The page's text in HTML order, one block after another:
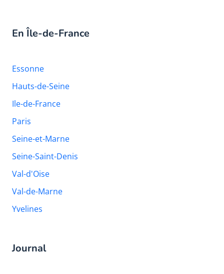
En Île-de-France
Essonne
Hauts-de-Seine
Ile-de-France
Paris
Seine-et-Marne
Seine-Saint-Denis
Val-d'Oise
Val-de-Marne
Yvelines
Journal